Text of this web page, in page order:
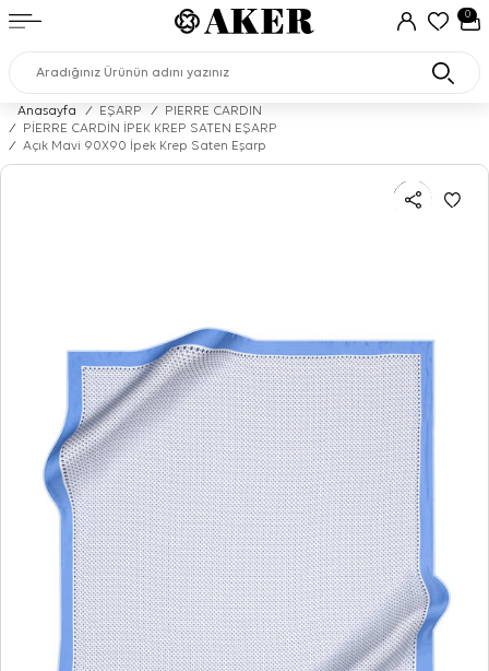
0
Anasayfa / EŞARP /
PIERRE CARDIN
/
PİERRE CARDİN İPEK KREP SATEN EŞARP
/
Açık Mavi 90X90 İpek Krep Saten Eşarp